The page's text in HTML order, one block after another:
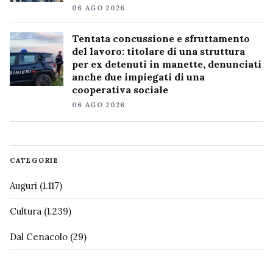
06 AGO 2026
Tentata concussione e sfruttamento
del lavoro: titolare di una struttura
per ex detenuti in manette, denunciati
anche due impiegati di una
cooperativa sociale
06 AGO 2026
CATEGORIE
Auguri (1.117)
Cultura (1.239)
Dal Cenacolo (29)